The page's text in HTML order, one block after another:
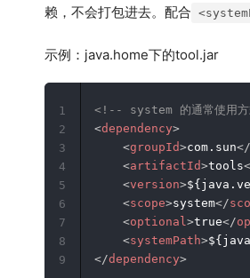
赖，不会打包进去。配合
示例：java.home下的tool.jar
<!-- system 的通常使用
<dependency>
<groupId>com.sun</
<artifactId>tools
<version>
<scope>system</
<optional>true</
<systemPath>
</dependency>
1
2
3
4
5
6
7
8
9